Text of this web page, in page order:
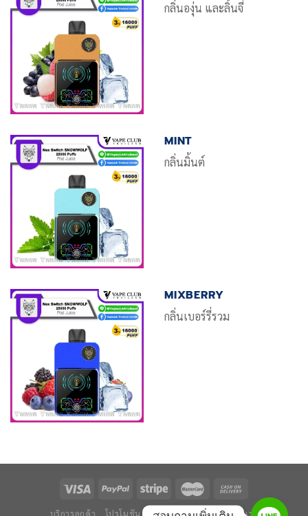
กลิ่นองุ่น และลิ้นจี่
MINT
กลิ่นมิ้นต์
MIXBERRY
กลิ่นเบอร์รี่รวม
บริการลูกค้า โปรโมชัน ข่าวและบทความ ติดต่อเรา